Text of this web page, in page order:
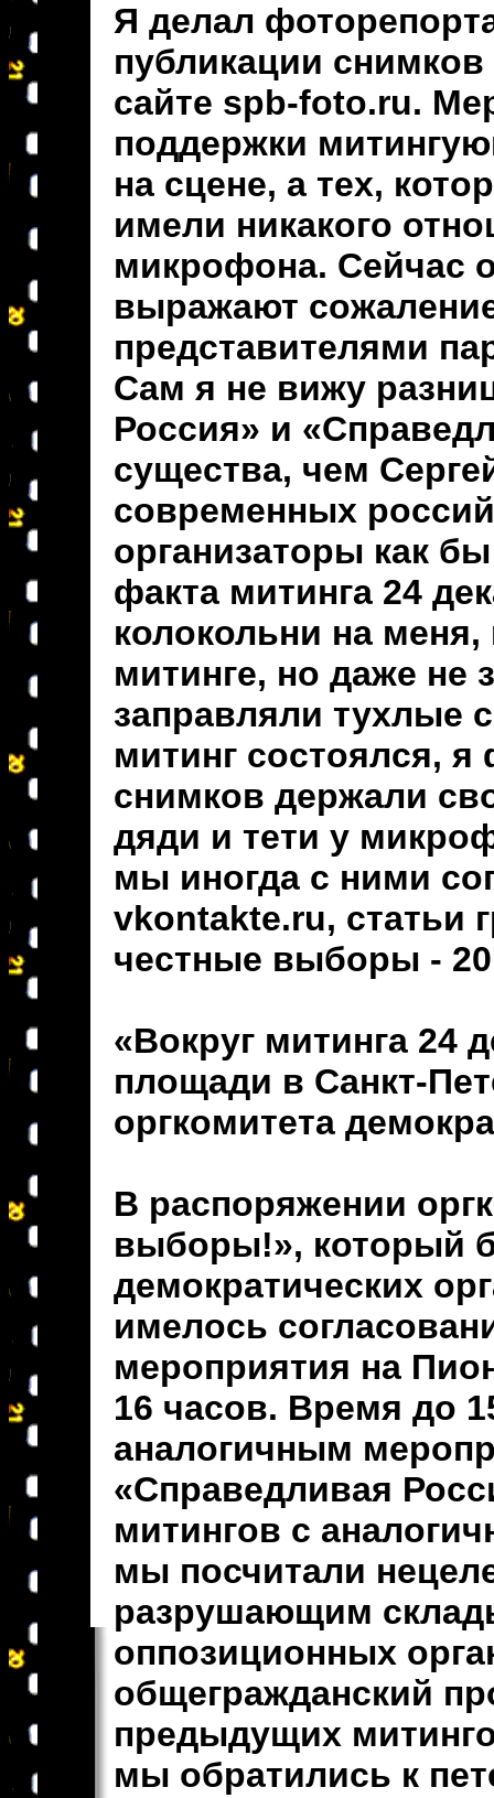
Я делал
публикации
сайте spb-foto.ru.
поддержки
на сцене, а тех,
имели никакого
микрофона. Сейчас
выражают
представителями
Сам я не вижу
Россия» и
существа, чем
современных
организаторы как
факта митинга 24
колокольни на
митинге, но даже не
заправляли тухлые
митинг состоялся,
снимков держали
дяди и тети у
мы иногда с ними
vkontakte.ru, статьи
честные выборы -
«Вокруг митинга 24
площади в Санкт-
оргкомитета
В распоряжении
выборы!», который
демократических
имелось
мероприятия на
16 часов. Время до
аналогичным
«Справедливая
митингов с
мы посчитали
разрушающим
оппозиционных
общегражданский
предыдущих
мы обратились к